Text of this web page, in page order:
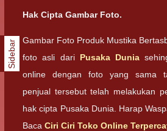
Hak Cipta Gambar Foto.
Gambar Foto Produk Mustika
foto asli dari Pusaka Dunia
online dengan foto yang sama
penjual tersebut telah melakukan
hak cipta Pusaka Dunia. Harap
Baca Ciri Ciri Toko Online
Sidebar